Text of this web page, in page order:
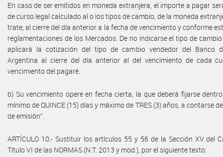
En caso de ser emitidos en moneda extranjera, el importe a pagar
de curso legal calculado al o los tipos de cambio, de la moneda
trate, al cierre del día anterior a la fecha de vencimiento y conforme
reglamentaciones de los Mercados. De no indicarse el tipo de
aplicará la cotización del tipo de cambio vendedor del Banco
Argentina al cierre del día anterior al del vencimiento de cada
vencimiento del pagaré.
b) Su vencimiento opere en fecha cierta, la que deberá fijarse
mínimo de QUINCE (15) días y máximo de TRES (3) años, a contarse
de emisión”.
ARTÍCULO 10.- Sustituir los artículos 55 y 56 de la Sección XV del
Título VI de las NORMAS (N.T. 2013 y mod.), por el siguiente texto: